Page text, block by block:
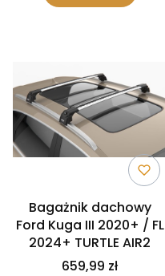
Bagażnik dachowy
Ford Kuga III 2020+ / FL
2024+ TURTLE AIR2
659,99 zł